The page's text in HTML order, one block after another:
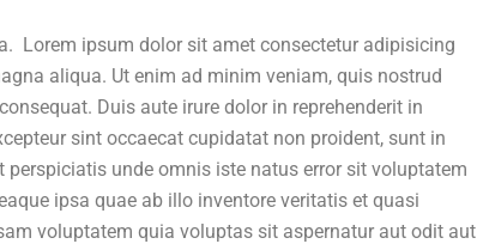
Lorem ipsum dolor sit amet consectetur adipisicing
aliqua. Ut enim ad minim veniam, quis nostrud
Duis aute irure dolor in reprehenderit in
sint occaecat cupidatat non proident, sunt in
unde omnis iste natus error sit voluptatem
ipsa quae ab illo inventore veritatis et quasi
voluptatem quia voluptas sit aspernatur aut odit aut